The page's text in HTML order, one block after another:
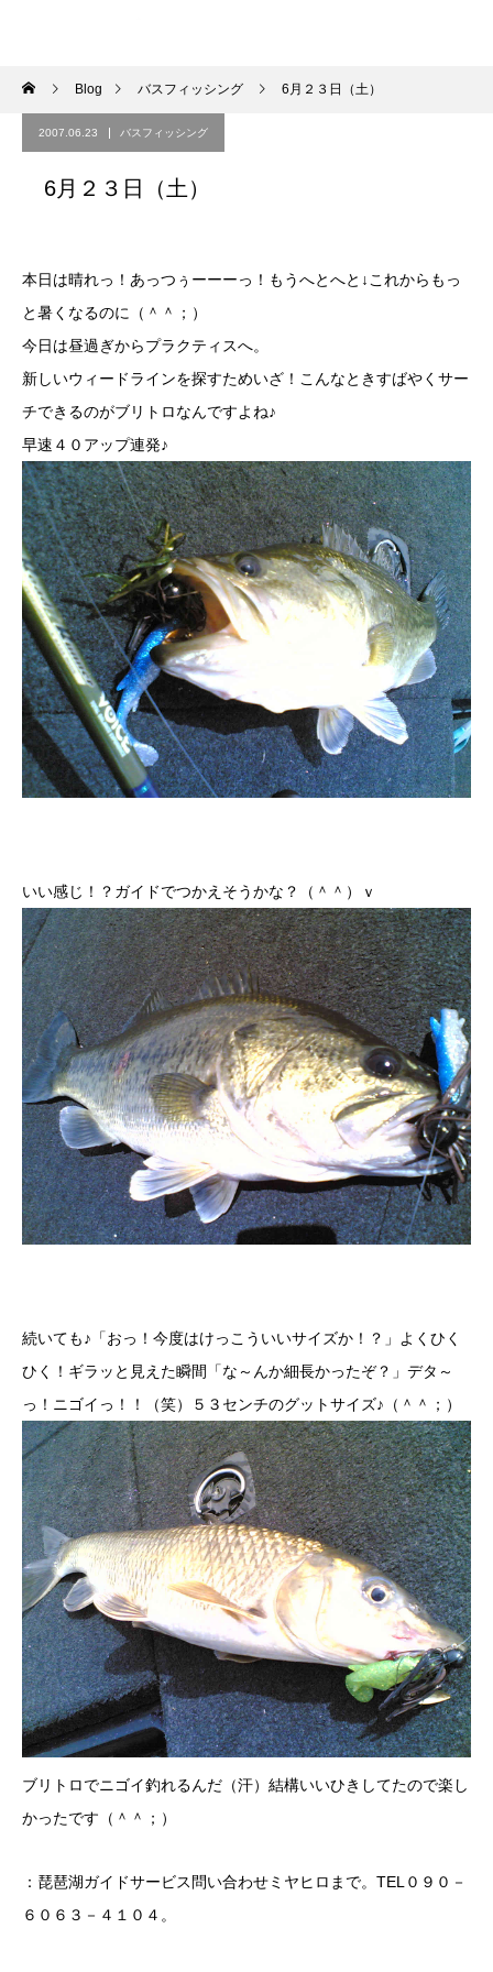
Blog バスフィッシング 6月２３日（土）
2007.06.23 バスフィッシング
6月２３日（土）
本日は晴れっ！あっつぅーーーっ！もうへとへと↓これからもっ
と暑くなるのに（＾＾；）
今日は昼過ぎからプラクティスへ。
新しいウィードラインを探すためいざ！こんなときすばやくサー
チできるのがブリトロなんですよね♪
早速４０アップ連発♪
いい感じ！？ガイドでつかえそうかな？（＾＾）ｖ
続いても♪「おっ！今度はけっこういいサイズか！？」よくひく
ひく！ギラッと見えた瞬間「な～んか細長かったぞ？」デタ～
っ！ニゴイっ！！（笑）５３センチのグットサイズ♪（＾＾；）
ブリトロでニゴイ釣れるんだ（汗）結構いいひきしてたので楽し
かったです（＾＾；）
：琵琶湖ガイドサービス問い合わせミヤヒロまで。TEL０９０－
６０６３－４１０４。